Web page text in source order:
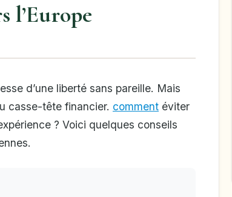
l’Europe
d’une liberté sans pareille. Mais
casse-tête financier. comment éviter
? Voici quelques conseils